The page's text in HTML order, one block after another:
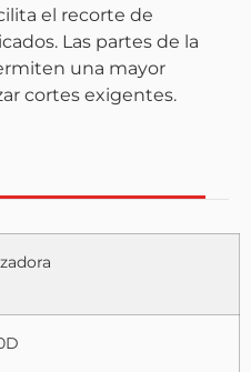
el recorte de
Las partes de la
una mayor
cortes exigentes.